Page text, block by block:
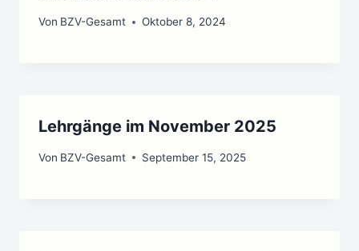
Von BZV-Gesamt Oktober 8, 2024
Lehrgänge im November 2025
Von BZV-Gesamt September 15, 2025